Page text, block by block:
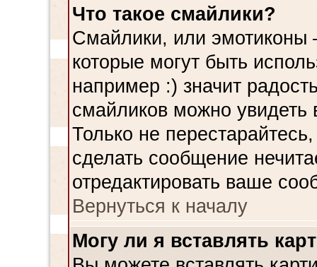
Что такое смайлики?
Смайлики, или эмотиконы
которые могут быть
например :) значит
смайликов можно
Только не
сделать сообщение
отредактировать ваше
Вернуться к началу
Могу ли я вставлять